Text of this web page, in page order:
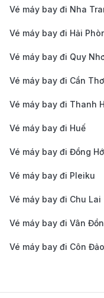
phục vụ hành
cho chuyến đi đến
tiện và phù hợp với
Vé máy bay đi Nha
Vé máy bay đi Hải
Vé máy bay đi Quy
Vé máy bay đi Cần Thơ
Vé máy bay đi Thanh
Vé máy bay đi Huế
Vé máy bay đi Đồng
Vé máy bay đi Pleiku
Vé máy bay đi Chu Lai
Vé máy bay đi Vân Đồn
Vé máy bay đi Côn Đảo